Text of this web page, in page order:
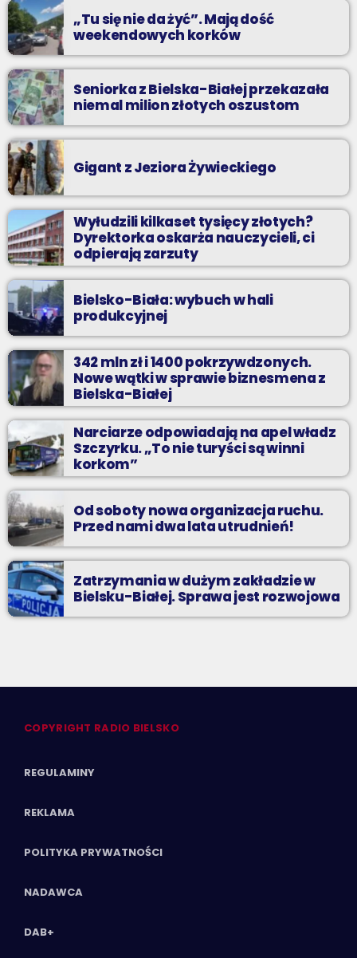
„Tu się nie da żyć”. Mają dość
weekendowych korków
Seniorka z Bielska-Białej przekazała
niemal milion złotych oszustom
Gigant z Jeziora Żywieckiego
Wyłudzili kilkaset tysięcy złotych?
Dyrektorka oskarża nauczycieli, ci
odpierają zarzuty
Bielsko-Biała: wybuch w hali
produkcyjnej
342 mln zł i 1400 pokrzywdzonych.
Nowe wątki w sprawie biznesmena z
Bielska-Białej
Narciarze odpowiadają na apel władz
Szczyrku. „To nie turyści są winni
korkom”
Od soboty nowa organizacja ruchu.
Przed nami dwa lata utrudnień!
Zatrzymania w dużym zakładzie w
Bielsku-Białej. Sprawa jest rozwojowa
COPYRIGHT RADIO BIELSKO
REGULAMINY
REKLAMA
POLITYKA PRYWATNOŚCI
NADAWCA
DAB+